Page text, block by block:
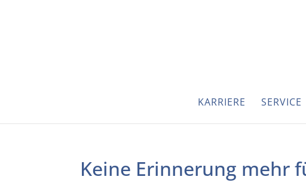
KARRIERE SERVICE
Keine Erinnerung mehr